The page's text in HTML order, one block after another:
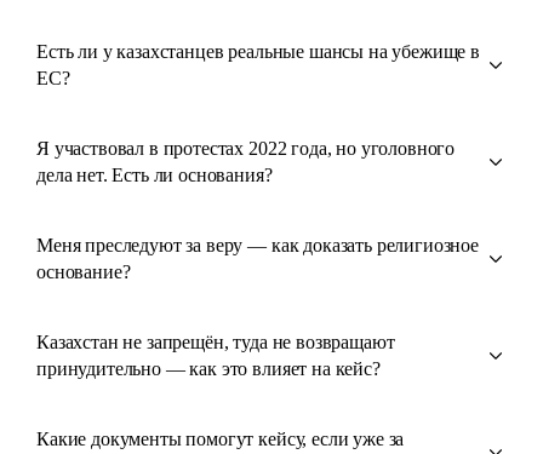
Есть ли у казахстанцев реальные шансы на убежище в
ЕС?
Я участвовал в протестах 2022 года, но уголовного
дела нет. Есть ли основания?
Меня преследуют за веру — как доказать религиозное
основание?
Казахстан не запрещён, туда не возвращают
принудительно — как это влияет на кейс?
Какие документы помогут кейсу, если уже за